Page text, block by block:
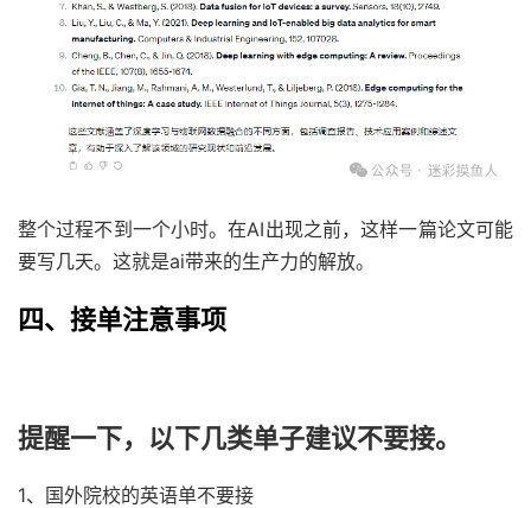
整个过程不到一个小时。在AI出现之前，这样一篇论文可能
要写几天。这就是ai带来的生产力的解放。
四、接单注意事项
提醒一下，以下几类单子建议不要接。
1、国外院校的英语单不要接